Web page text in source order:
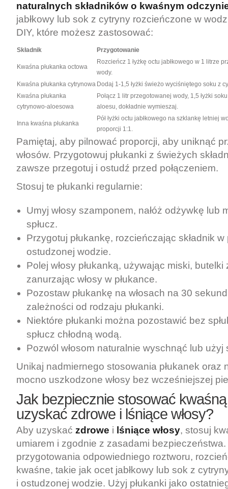
naturalnych składników o kwaśnym
jabłkowy lub sok z cytryny rozcieńczone w
DIY, które możesz zastosować:
Składnik Przygotowanie
Kwaśna płukanka octowa
Rozcieńcz 1 łyżkę octu jabłkowego w 1 litrze
wody.
Kwaśna płukanka cytrynowa Dodaj 1-1,5 łyżki świeżo wyciśniętego soku z
Kwaśna płukanka
cytrynowo-aloesowa
Połącz 1 litr przegotowanej wody, 1,5 łyżki
aloesu, dokładnie wymieszaj.
Inna kwaśna płukanka
Pół łyżki octu jabłkowego na szklankę letniej
proporcji 1:1.
Pamiętaj, aby pilnować proporcji, aby uniknąć
włosów. Przygotowuj płukanki z świeżych
zawsze przegotuj i ostudź przed połączeniem.
Stosuj te płukanki regularnie:
Umyj włosy szamponem, nałóż odżywkę lub
spłucz.
Przygotuj płukankę, rozcieńczając składnik
ostudzonej wodzie.
Polej włosy płukanką, używając miski,
zanurzając włosy w płukance.
Pozostaw płukankę na włosach na 30
zależności od rodzaju płukanki.
Niektóre płukanki można pozostawić bez
spłucz chłodną wodą.
Pozwól włosom naturalnie wyschnąć lub użyj
Unikaj nadmiernego stosowania płukanek oraz
mocno uszkodzone włosy bez wcześniejszej
Jak bezpiecznie stosować kwaśną
uzyskać zdrowe i lśniące włosy?
Aby uzyskać zdrowe i lśniące włosy, stosuj
umiarem i zgodnie z zasadami
przygotowania odpowiedniego roztworu,
kwaśne, takie jak ocet jabłkowy lub sok z
i ostudzonej wodzie. Użyj płukanki jako